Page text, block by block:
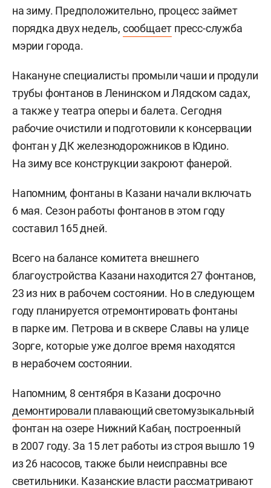
на зиму. Предположительно, процесс займет
порядка двух недель, сообщает пресс-служба
мэрии города.
Накануне специалисты промыли чаши и продули
трубы фонтанов в Ленинском и Лядском садах,
а также у театра оперы и балета. Сегодня
рабочие очистили и подготовили к консервации
фонтан у ДК железнодорожников в Юдино.
На зиму все конструкции закроют фанерой.
Напомним, фонтаны в Казани начали включать
6 мая. Сезон работы фонтанов в этом году
составил 165 дней.
Всего на балансе комитета внешнего
благоустройства Казани находится 27 фонтанов,
23 из них в рабочем состоянии. Но в следующем
году планируется отремонтировать фонтаны
в парке им. Петрова и в сквере Славы на улице
Зорге, которые уже долгое время находятся
в нерабочем состоянии.
Напомним, 8 сентября в Казани досрочно
демонтировали плавающий светомузыкальный
фонтан на озере Нижний Кабан, построенный
в 2007 году. За 15 лет работы из строя вышло 19
из 26 насосов, также были неисправны все
светильники. Казанские власти рассматривают